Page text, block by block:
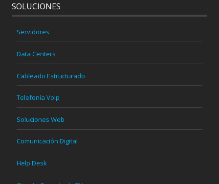
SOLUCIONES
Servidores
Data Centers
Cableado Estructurado
Telefonía VoIp
Soluciones Web
Comunicación Digital
Help Desk